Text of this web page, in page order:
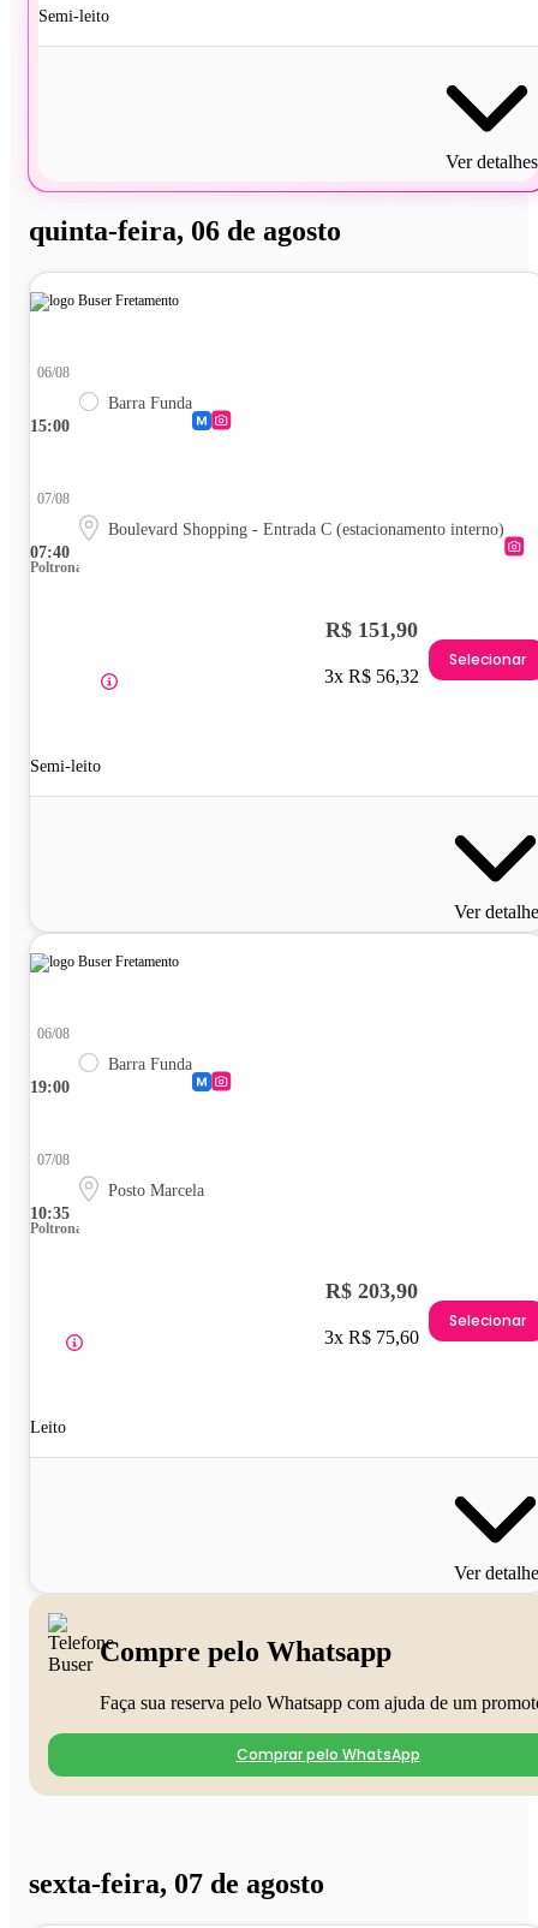
Semi-leito
Ver detalhes
quinta-feira, 06 de agosto
15:00
06/08
Barra Funda
07:40
07/08
Boulevard Shopping - Entrada C (estacionamento interno)
Poltrona
Semi-leito
R$ 151,90
3x R$ 56,32
Selecionar
Ver
19:00
06/08
Barra Funda
10:35
07/08
Posto Marcela
Poltrona
Leito
R$ 203,90
3x R$ 75,60
Selecionar
Ver
Compre pelo Whatsapp
Faça sua reserva pelo Whatsapp com ajuda de um
Comprar pelo WhatsApp
sexta-feira, 07 de agosto